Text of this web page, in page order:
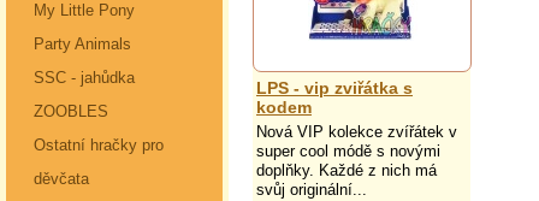
My Little Pony
Party Animals
SSC - jahůdka
ZOOBLES
Ostatní hračky pro
děvčata
LPS - vip zviřátka s
kodem
Nová VIP kolekce zvířátek v
super cool módě s novými
doplňky. Každé z nich má
svůj originální...